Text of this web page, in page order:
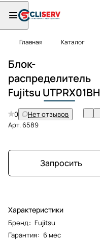
Главная Каталог
Блок-
распределитель
Fujitsu UTPRX01BH
0
Нет отзывов
Арт.6589
Запросить
Характеристики
Бренд: Fujitsu
Гарантия: 6 мес